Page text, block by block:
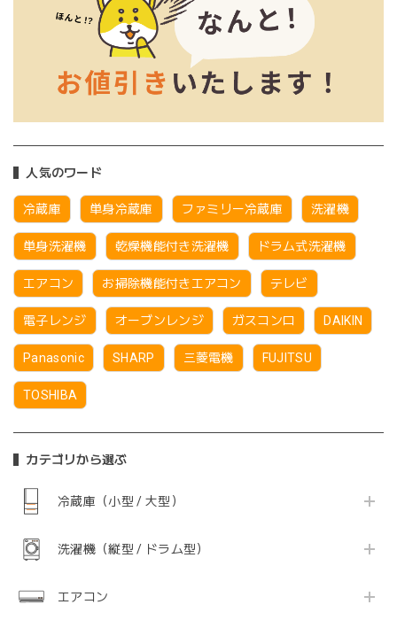
人気のワード
冷蔵庫 単身冷蔵庫 ファミリー冷蔵庫 洗濯機
単身洗濯機 乾燥機能付き洗濯機 ドラム式洗濯機
エアコン お掃除機能付きエアコン テレビ
電子レンジ オーブンレンジ ガスコンロ DAIKIN
Panasonic SHARP 三菱電機 FUJITSU
TOSHIBA
カテゴリから選ぶ
冷蔵庫（小型 / 大型）
洗濯機（縦型 / ドラム型）
エアコン